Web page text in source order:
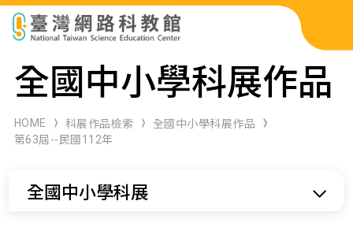
科展作品檢索
科學研習月刊
全國中小學科展作品
HOME 科展作品檢索
全國中小學科展作品
第63屆--民國112年
全國中小學科展